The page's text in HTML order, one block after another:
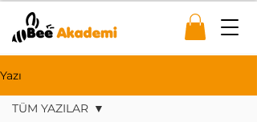
Yazı
TÜM YAZILAR